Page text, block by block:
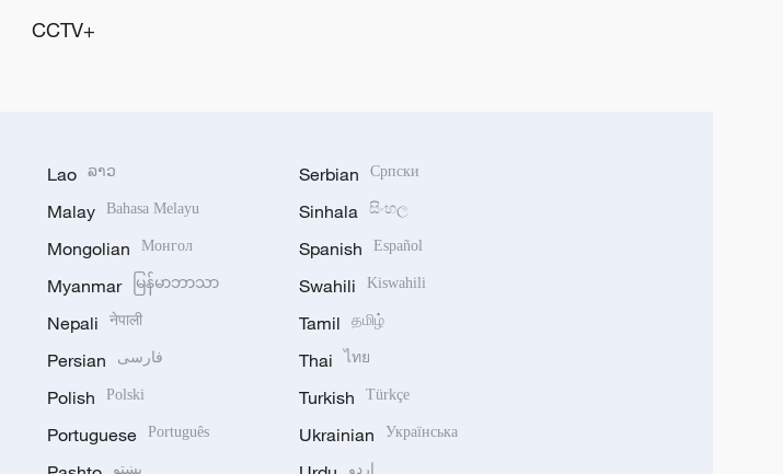
CCTV+
Lao ລາວ
Malay Bahasa Melayu
Mongolian Монгол
Myanmar မြန်မာဘာသာ
Nepali नेपाली
Persian فارسی
Polish Polski
Portuguese Português
پښتو
Serbian Српски
Sinhala සිංහල
Spanish Español
Swahili Kiswahili
Tamil தமிழ்
Thai ไทย
Turkish Türkçe
Ukrainian Українська
اردو